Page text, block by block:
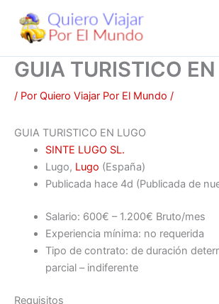
contenido
GUIA TURISTICO
/ Por Quiero Viajar Por El Mundo /
GUIA TURISTICO EN LUGO
SINTE LUGO SL.
Lugo, Lugo (España)
Publicada hace 4d (Publicada de
Salario: 600€ – 1.200€ Bruto/mes
Experiencia mínima: no requerida
Tipo de contrato: de duración
parcial – indiferente
Requisitos